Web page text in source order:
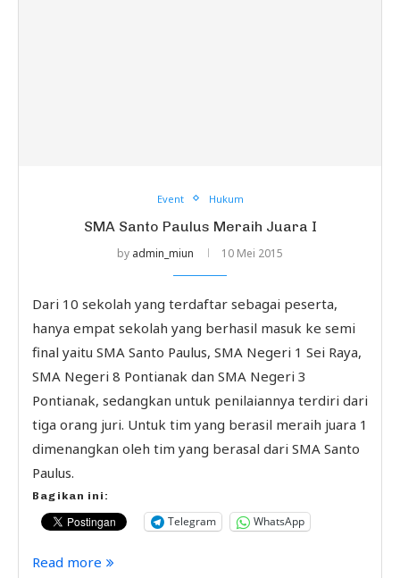
Event Hukum
SMA Santo Paulus Meraih Juara I
by admin_miun 10 Mei 2015
Dari 10 sekolah yang terdaftar sebagai peserta,
hanya empat sekolah yang berhasil masuk ke semi
final yaitu SMA Santo Paulus, SMA Negeri 1 Sei Raya,
SMA Negeri 8 Pontianak dan SMA Negeri 3
Pontianak, sedangkan untuk penilaiannya terdiri dari
tiga orang juri. Untuk tim yang berasil meraih juara 1
dimenangkan oleh tim yang berasal dari SMA Santo
Paulus.
Bagikan ini:
Telegram WhatsApp
Read more